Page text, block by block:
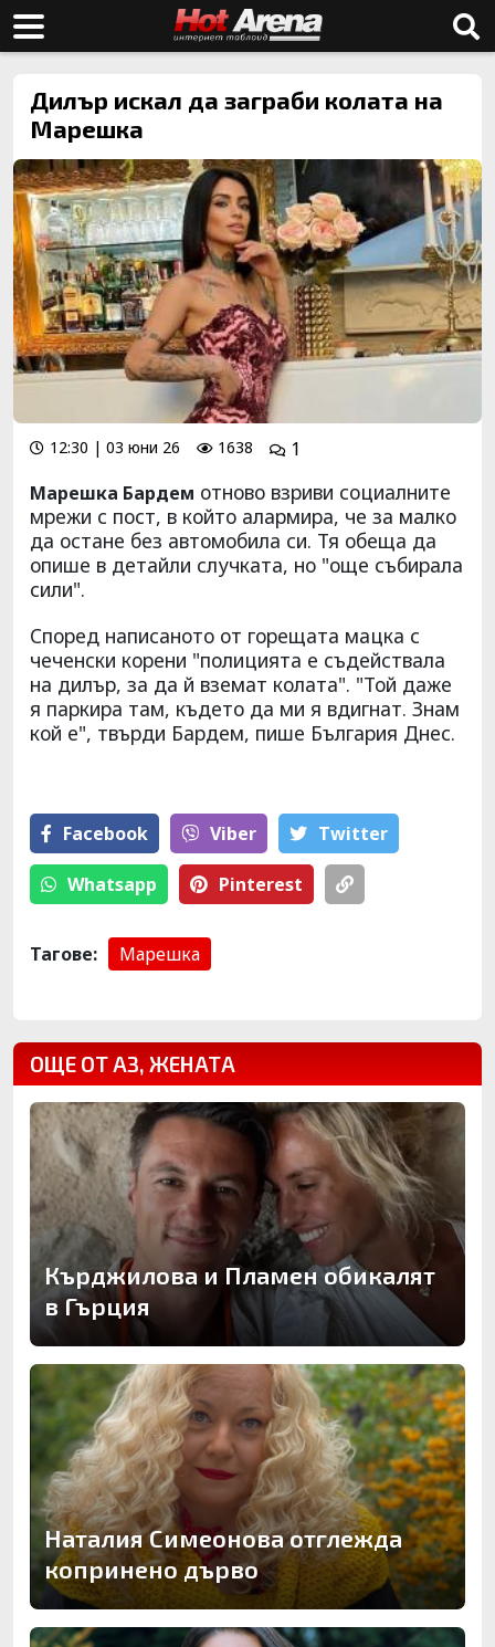
Дилър искал да заграби колата на
Марешка
12:30 | 03 юни 26 1638
1
Марешка Бардем отново взриви социалните
мрежи с пост, в който алармира, че за малко
да остане без автомобила си. Тя обеща да
опише в детайли случката, но "още събирала
сили".
Според написаното от горещата мацка с
чеченски корени "полицията е съдействала
на дилър, за да й вземат колата". "Той даже
я паркира там, където да ми я вдигнат. Знам
кой е", твърди Бардем, пише България Днес.
Facebook Viber Тwitter
Whatsapp Pinterest
Тагове: Марешка
ОЩЕ ОТ АЗ, ЖЕНАТА
Кърджилова и Пламен обикалят
в Гърция
Наталия Симеонова отглежда
копринено дърво